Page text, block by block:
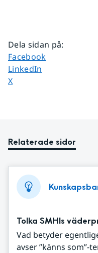
Dela sidan på:
Dela sidan på
Facebook
Dela sidan på
LinkedIn
Dela sidan på
X
Relaterade sidor
Tolka SMHIs
Vad betyder
avser ”känns som”-